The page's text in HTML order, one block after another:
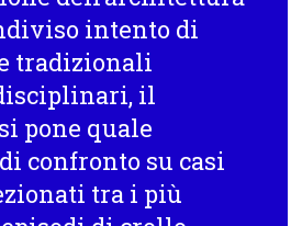
intento di
tradizionali
il
pone quale
confronto su casi
tra i più